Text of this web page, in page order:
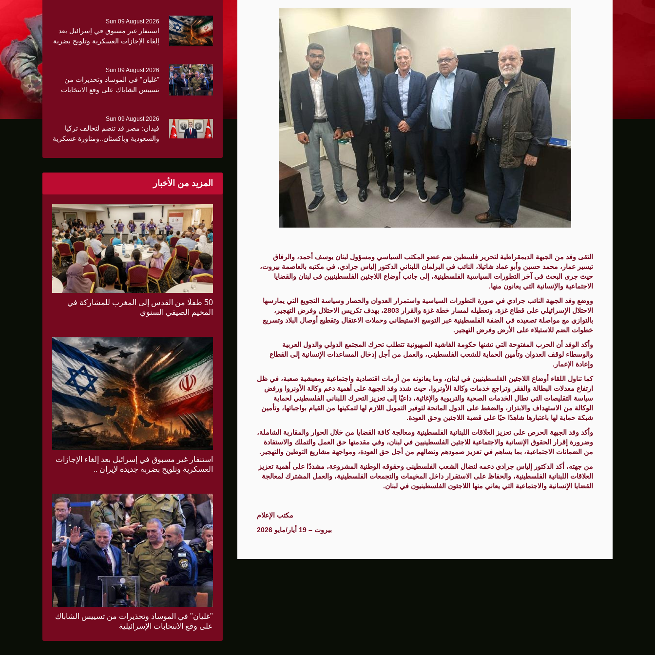
جيش الاحتلال يشن حملة اقتحامات واعتقالات وفرق الإرهاب اليهودي تعتدي على فلسطينيين في الضفة
غزة: صور مسربة تكشف إعدام جيش الاحتلال مسنين فلسطينيين في بيت لاهيا
عبري: نتنياهو وكاتس وافقا على بدء أعمال بناء مدينة جديدة شرق رفح بدعم إماراتي
الشرطة البريطانية تحقق مع مؤسسة الخير بسبب صلات مزعومة بـ"حماس"
الرئيس عباس ينعى سفير فلسطين لدى مصر دياب اللوح
ارسم صورة
الحق في معاداة الصهيونية: حين تنتصر حرية الفكر على سياسة إسكات النقد
بين حداثة المشاريع وجمود النظم التقليدية في المؤسسات
مجلس الأمن يعقد جلسة الثلاثاء لمناقشة التطورات في الضفة الغربية
تقارير أميركية تحذر من قيود القوة الجوية في المواجهة مع إيران
50 طفلًا من القدس إلى المغرب للمشاركة في المخيم الصيفي السنوي
التقى وفد من الجبهة الديمقراطية لتحرير فلسطين ضم عضو المكتب السياسي ومسؤول لبنان يوسف أحمد، والرفاق
تيسير عمار، محمد حسين وأبو عماد شاتيلا، النائب في البرلمان اللبناني الدكتور إلياس جرادي، في مكتبه بالعاصمة بيروت،
حيث جرى البحث في آخر التطورات السياسية الفلسطينية، إلى جانب أوضاع اللاجئين الفلسطينيين في لبنان والقضايا
الاجتماعية والإنسانية التي يعانون منها.
ووضع وفد الجبهة النائب جرادي في صورة التطورات السياسية واستمرار العدوان والحصار وسياسة التجويع التي يمارسها
الاحتلال الإسرائيلي على قطاع غزة، وتعطيله لمسار خطة غزة والقرار 2803، بهدف تكريس الاحتلال وفرض التهجير،
بالتوازي مع مواصلة تصعيده في الضفة الفلسطينية عبر التوسع الاستيطاني وحملات الاعتقال وتقطيع أوصال البلاد وتسريع
خطوات الضم للاستيلاء على الأرض وفرض التهجير.
وأكد الوفد أن الحرب المفتوحة التي تشنها حكومة الفاشية الصهيونية تتطلب تحرك المجتمع الدولي والدول العربية
والوسطاء لوقف العدوان وتأمين الحماية للشعب الفلسطيني، والعمل من أجل إدخال المساعدات الإنسانية إلى القطاع
وإعادة الإعمار.
كما تناول اللقاء أوضاع اللاجئين الفلسطينيين في لبنان، وما يعانونه من أزمات اقتصادية واجتماعية ومعيشية صعبة، في ظل
ارتفاع معدلات البطالة والفقر وتراجع خدمات وكالة الأونروا، حيث شدد وفد الجبهة على أهمية دعم وكالة الأونروا ورفض
سياسة التقليصات التي تطال الخدمات الصحية والتربوية والإغاثية، داعيًا إلى تعزيز التحرك اللبناني الفلسطيني لحماية
الوكالة من الاستهداف والابتزاز، والضغط على الدول المانحة لتوفير التمويل اللازم لها لتمكينها من القيام بواجباتها، وتأمين
شبكة حماية لها باعتبارها شاهدًا حيًا على قضية اللاجئين وحق العودة.
وأكد وفد الجبهة الحرص على تعزيز العلاقات اللبنانية الفلسطينية ومعالجة كافة القضايا من خلال الحوار والمقاربة الشاملة،
وضرورة إقرار الحقوق الإنسانية والاجتماعية للاجئين الفلسطينيين في لبنان، وفي مقدمتها حق العمل والتملك والاستفادة
من الضمانات الاجتماعية، بما يساهم في تعزيز صمودهم ونضالهم من أجل حق العودة، ومواجهة مشاريع التوطين والتهجير.
من جهته، أكد الدكتور إلياس جرادي دعمه لنضال الشعب الفلسطيني وحقوقه الوطنية المشروعة، مشددًا على أهمية تعزيز
العلاقات اللبنانية الفلسطينية، والحفاظ على الاستقرار داخل المخيمات والتجمعات الفلسطينية، والعمل المشترك لمعالجة
القضايا الإنسانية والاجتماعية التي يعاني منها اللاجئون الفلسطينيون في لبنان.
مكتب الإعلام
بيروت – 19 أيار/مايو 2026
Sun 09 August 2026
استنفار غير مسبوق في إسرائيل بعد
إلغاء الإجازات العسكرية وتلويح بضربة
Sun 09 August 2026
"غليان" في الموساد وتحذيرات من
تسييس الشاباك على وقع الانتخابات
Sun 09 August 2026
فيدان: مصر قد تنضم لتحالف تركيا
والسعودية وباكستان..ومناورة عسكرية
المزيد من الأخبار
50 طفلًا من القدس إلى المغرب للمشاركة في
المخيم الصيفي السنوي
استنفار غير مسبوق في إسرائيل بعد إلغاء الإجازات
العسكرية وتلويح بضربة جديدة لإيران ..
"غليان" في الموساد وتحذيرات من تسييس الشاباك
على وقع الانتخابات الإسرائيلية